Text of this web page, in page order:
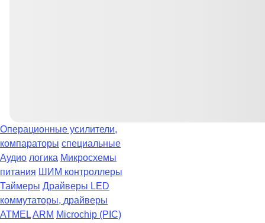
Операционные усилители,
компараторы специальные
Аудио логика Микросхемы
питания ШИМ контроллеры
Таймеры Драйверы LED
коммутаторы, драйверы
ATMELARM Microchip (PIC)